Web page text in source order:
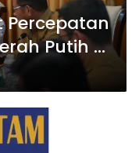
Percepatan
Putih di
Tahap